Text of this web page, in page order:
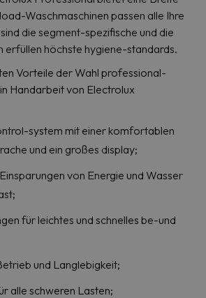
Waschmaschinen passen alle Ihre
die segment-spezifische und die
erfüllen höchste hygiene-standards.
Vorteile der Wahl professional-
Handarbeit von Electrolux
system mit einer komfortablen
und ein großes display;
von Energie und Wasser
für leichtes und schnelles be-und
und Langlebigkeit;
alle schweren Lasten;